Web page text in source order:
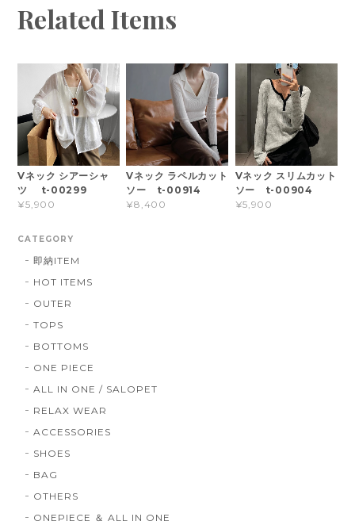
Related Items
Vネック シアーシャ
ツ t-00299
¥5,900
Vネック ラペルカット
ソー t-00914
¥8,400
Vネック スリムカット
ソー t-00904
¥5,900
CATEGORY
即納ITEM
HOT ITEMS
OUTER
TOPS
BOTTOMS
ONE PIECE
ALL IN ONE / SALOPET
RELAX WEAR
ACCESSORIES
SHOES
BAG
OTHERS
ONEPIECE ＆ ALL IN ONE